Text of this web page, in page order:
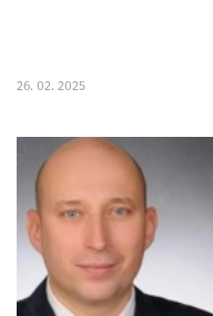
26. 02. 2025